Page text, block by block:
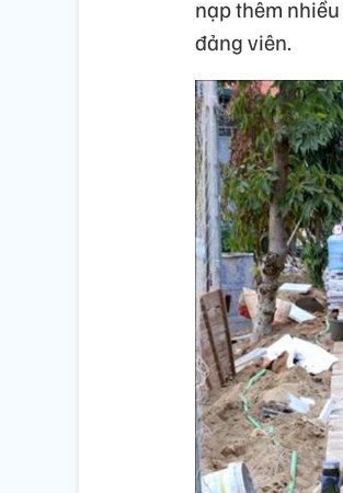
nạp thêm
đảng viên.